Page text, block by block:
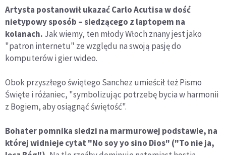
Artysta postanowił ukazać Carlo Acutisa w dość
nietypowy sposób – siedzącego z laptopem na
kolanach. Jak wiemy, ten młody Włoch znany jest jako
"patron internetu" ze względu na swoją pasję do
komputerów i gier wideo.
Obok przyszłego świętego Sanchez umieścił też Pismo
Święte i różaniec, "symbolizując potrzebę bycia w harmonii
z Bogiem, aby osiągnąć świętość".
Bohater pomnika siedzi na marmurowej podstawie, na
której widnieje cytat "No soy yo sino Dios" ("To nie ja,